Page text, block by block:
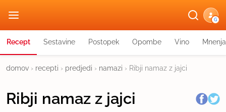
G
Recept Sestavine Postopek Opombe Vino Mnenja
domov › recepti › predjedi › namazi › Ribji namaz z jajci
Ribji namaz z jajci